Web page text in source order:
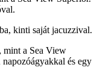
kinti saját jacuzzival.
mint a Sea View
és egy